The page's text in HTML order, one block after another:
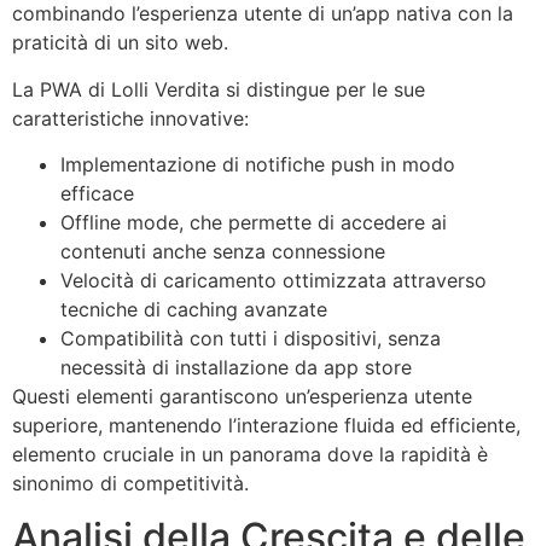
combinando l’esperienza utente di un’app nativa con la
praticità di un sito web.
La PWA di Lolli Verdita si distingue per le sue
caratteristiche innovative:
Implementazione di notifiche push in modo
efficace
Offline mode, che permette di accedere ai
contenuti anche senza connessione
Velocità di caricamento ottimizzata attraverso
tecniche di caching avanzate
Compatibilità con tutti i dispositivi, senza
necessità di installazione da app store
Questi elementi garantiscono un’esperienza utente
superiore, mantenendo l’interazione fluida ed efficiente,
elemento cruciale in un panorama dove la rapidità è
sinonimo di competitività.